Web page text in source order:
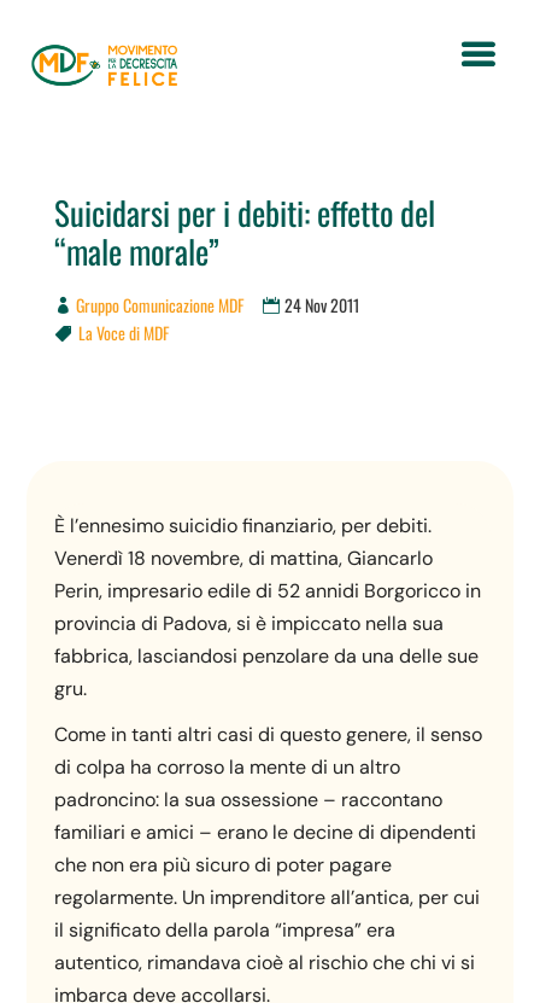
Suicidarsi per i debiti: effetto del
“male morale”
Gruppo Comunicazione MDF 24 Nov 2011
 La Voce di MDF
È l’ennesimo suicidio finanziario, per debiti.
Venerdì 18 novembre, di mattina, Giancarlo
Perin, impresario edile di 52 annidi Borgoricco in
provincia di Padova, si è impiccato nella sua
fabbrica, lasciandosi penzolare da una delle sue
gru.
Come in tanti altri casi di questo genere, il senso
di colpa ha corroso la mente di un altro
padroncino: la sua ossessione – raccontano
familiari e amici – erano le decine di dipendenti
che non era più sicuro di poter pagare
regolarmente. Un imprenditore all’antica, per cui
il significato della parola “impresa” era
autentico, rimandava cioè al rischio che chi vi si
imbarca deve accollarsi.